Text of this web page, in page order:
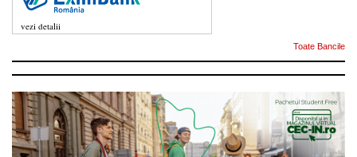
vezi detalii
Toate Bancile